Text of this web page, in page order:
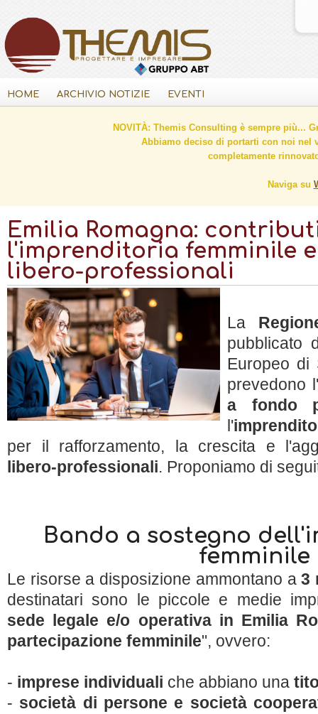
HOME ARCHIVIO NOTIZIE EVENTI
NOVITÀ: Themis Consulting è sempre più...
Abbiamo deciso di portarti con noi nel
completamente
Naviga su
Emilia Romagna:
l'imprenditoria femminile
libero-professionali
La
pubblicato
Europeo di
prevedono
a fondo
l'
per il rafforzamento, la crescita e
libero-professionali. Proponiamo di
Bando a sostegno
femminile
Le risorse a disposizione ammontano a3
destinatari sono le piccole e medie
sede legale e/o operativa in Emilia
partecipazione femminile", ovvero:
- imprese individuali che abbiano una
- società di persone e società